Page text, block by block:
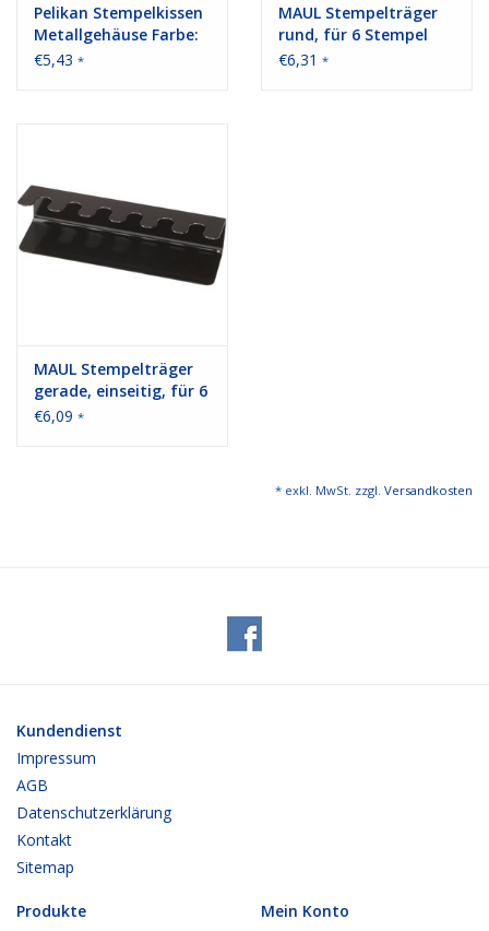
Pelikan Stempelkissen
Metallgehäuse Farbe:
schwarz 11 x 7 cm (B x
€5,43 *
MAUL Stempelträger
rund, für 6 Stempel
€6,31 *
MAUL Stempelträger
gerade, einseitig, für 6
Stempel
€6,09 *
* exkl. MwSt. zzgl. Versandkosten
Kundendienst
Impressum
AGB
Datenschutzerklärung
Kontakt
Sitemap
Produkte
Mein Konto